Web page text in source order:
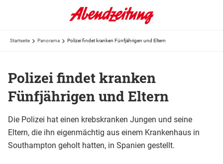
Startseite Panorama Polizei findet kranken Fünfjährigen und Eltern
Polizei findet kranken
Fünfjährigen und Eltern
Die Polizei hat einen krebskranken Jungen und seine
Eltern, die ihn eigenmächtig aus einem Krankenhaus in
Southampton geholt hatten, in Spanien gestellt.